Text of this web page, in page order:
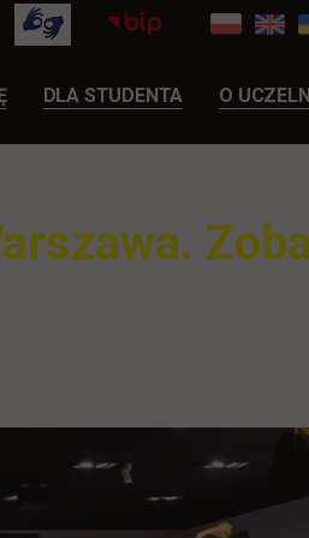
LINK OTWIERA SIĘ W NOWEJ
DLA STUDENTA O